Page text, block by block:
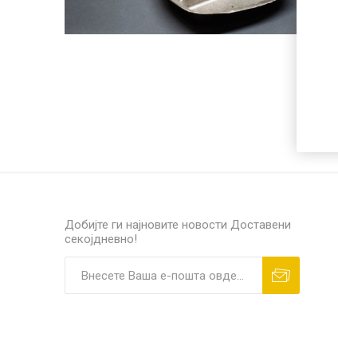
РАЗНО
Добијте ги најновите новости Доставени
секојдневно!